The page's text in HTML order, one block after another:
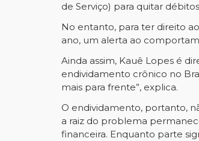
de Serviço) para quitar
No entanto, para ter direito
ano, um alerta ao
Ainda assim, Kauê Lopes é
endividamento crônico no
mais para frente”, explica.
O endividamento, portanto,
a raiz do problema
financeira. Enquanto parte